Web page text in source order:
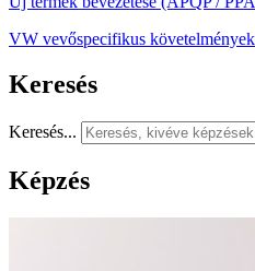
VW vevőspecifikus
Keresés
Keresés...
Képzés